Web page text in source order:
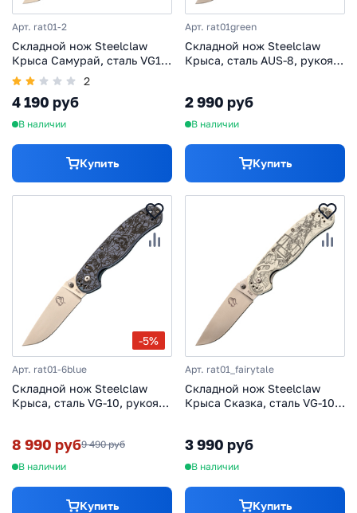
Арт. rat01-2
Складной нож Steelclaw
Крыса Самурай, сталь VG10,
рукоять G10, Limited Edition
2
4 190 руб
В наличии
Купить
Арт. rat01green
Складной нож Steelclaw
Крыса, сталь AUS-8, рукоять
2 990 руб
В наличии
Купить
-5%
Арт. rat01-6blue
Складной нож Steelclaw
Крыса, сталь VG-10, рукоять
8 990 руб9 490 руб
В наличии
Купить
Арт. rat01_fairytale
Складной нож Steelclaw
Крыса Сказка, сталь VG-10,
3 990 руб
В наличии
Купить